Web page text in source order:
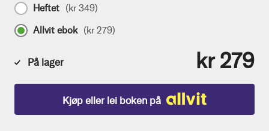
Heftet (kr 349)
Allvit ebok (kr 279)
På lager kr 279
Kjøp eller lei boken på